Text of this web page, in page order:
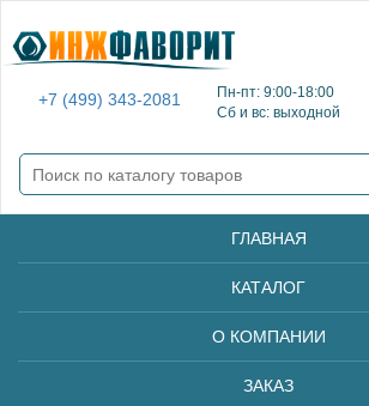
+7 (499) 343-2081
Пн-пт: 9:00-18:00
Сб и вс: выходной
ГЛАВНАЯ
КАТАЛОГ
О КОМПАНИИ
ЗАКАЗ